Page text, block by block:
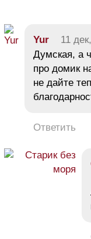
Yur 11
Думская, а
про домик
не дайте
Ответить